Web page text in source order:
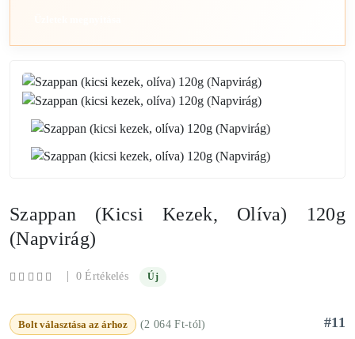
Szappan (kicsi Kezek, Olíva) 120g
(Napvirág)
| 0 Értékelés Új
Bolt választása az árhoz (2 064 Ft-tól) #11